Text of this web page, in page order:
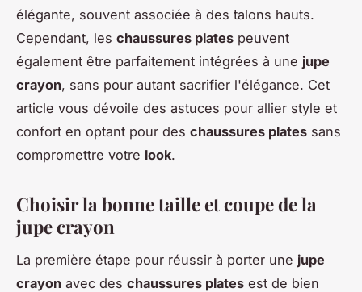
élégante, souvent associée à des talons hauts.
Cependant, les chaussures plates peuvent
également être parfaitement intégrées à une jupe
crayon, sans pour autant sacrifier l'élégance. Cet
article vous dévoile des astuces pour allier style et
confort en optant pour des chaussures plates sans
compromettre votre look.
Choisir la bonne taille et coupe de la
jupe crayon
La première étape pour réussir à porter une jupe
crayon avec des chaussures plates est de bien